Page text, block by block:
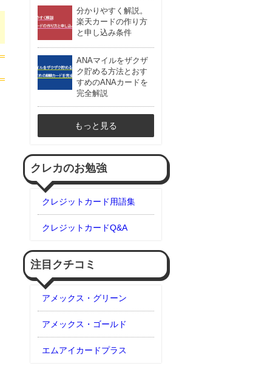
分かりやすく解説。
楽天カードの作り方
と申し込み条件
ANAマイルをザクザ
ク貯める方法とおす
すめのANAカードを
完全解説
もっと見る
クレカのお勉強
クレジットカード用語集
クレジットカードQ&A
注目クチコミ
アメックス・グリーン
アメックス・ゴールド
エムアイカードプラス